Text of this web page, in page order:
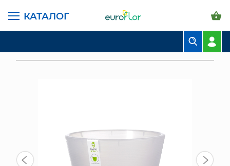
КАТАЛОГ
КОМНАТНЫЕ РАСТЕНИЯ
ГОРШКИ И КАШПО
ГЛАВНАЯ СТРАНИЦА КАТАЛОГ
ГОРШКИ И КАШПО